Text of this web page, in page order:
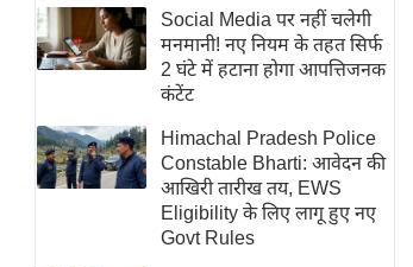
फिटनेस मंत्रा
रिलेशनशिप
राजनीति
विश्लेषण
समसामयिक
मातृभूमि
Social Media पर नहीं चलेगी
मनमानी! नए नियम के तहत सिर्फ
2 घंटे में हटाना होगा आपत्तिजनक
कंटेंट
Himachal Pradesh Police
Constable Bharti: आवेदन की
आखिरी तारीख तय, EWS
Eligibility के लिए लागू हुए नए
Govt Rules